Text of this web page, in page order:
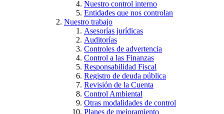
Nuestro control interno
Entidades que nos controlan
Nuestro trabajo
Asesorías jurídicas
Auditorías
Controles de advertencia
Control a las Finanzas
Responsabilidad Fiscal
Registro de deuda pública
Revisión de la Cuenta
Control Ambiental
Otras modalidades de control
Planes de mejoramiento